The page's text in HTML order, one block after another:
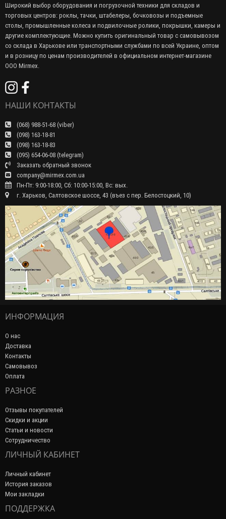
Широкий выбор оборудования и погрузочной техники для складов и
торговых центров: роклы, тачки, штабелеры, бочковозы и подъемные
столы, промышленные колеса и подвилочные ролики, покрышки, камеры и
другие комплектующие. Можно купить оригинальный товар с самовывозом
со склада в Харькове или транспортными службами по всей Украине, оптом
и в розницу по ценам производителей в официальном интернет-магазине
ООО Mirmex.
НАШИ КОНТАКТЫ
(068) 988-51-68 (viber)
(098) 163-18-81
(098) 163-18-83
(095) 654-06-08 (telegram)
Заказать обратный звонок
company@mirmex.com.ua
Пн-Пт: 9:00-18:00, Сб: 10:00-15:00, Вс: вых.
г. Харьков, Салтовское шоссе, 43 (въез с пер. Белостоцкий, 10)
ИНФОРМАЦИЯ
О нас
Доставка
Контакты
Самовывоз
Оплата
РАЗНОЕ
Отзывы покупателей
Скидки и акции
Статьи и новости
Сотрудничество
ЛИЧНЫЙ КАБИНЕТ
Личный кабинет
История заказов
Мои закладки
ПОДДЕРЖКА